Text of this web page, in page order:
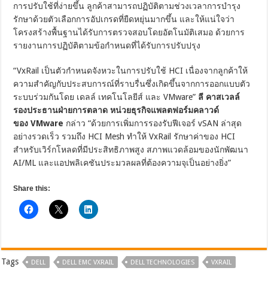
การปรับใช้ที่ง่ายขึ้น ลูกค้าสามารถปฏิบัติตามช่วงเวลาการบำรุง
รักษาด้วยตัวเลือกการอัปเกรดที่ยืดหยุ่นมากขึ้น และให้แน่ใจว่า
โครงสร้างพื้นฐานได้รับการตรวจสอบโดยอัตโนมัติเสมอ ด้วยการ
รายงานการปฏิบัติตามข้อกำหนดที่ได้รับการปรับปรุง
“VxRail เป็นตัวกำหนดจังหวะในการปรับใช้ HCI เนื่องจากลูกค้าให้
ความสำคัญกับประสบการณ์ที่ราบรื่นซึ่งเกิดขึ้นจากการออกแบบตัว
ระบบร่วมกันโดย เดลล์ เทคโนโลยีส์ และ VMware” ลี คาสเวลล์
รองประธานฝ่ายการตลาด หน่วยธุรกิจแพลตฟอร์มคลาวด์
ของVMware กล่าว “ด้วยการเพิ่มการรองรับฟีเจอร์ vSAN ล่าสุด
อย่างรวดเร็ว รวมถึง HCI Mesh ทำให้ VxRail รักษาค่าของ HCI
สำหรับเวิร์กโหลดที่มีประสิทธิภาพสูง สภาพแวดล้อมของนักพัฒนา
AI/ML และแอปพลิเคชันประมวลผลที่ต้องความจุเป็นอย่างยิ่ง”
Share this:
Tags DELL DELL EMC VXRAIL DELL TECHNOLOGIES VXRAIL